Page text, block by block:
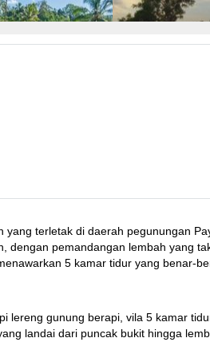
yang terletak di daerah pegunungan
dengan pemandangan lembah yang
5 kamar tidur yang benar-
lereng gunung berapi, vila 5 kamar
landai dari puncak bukit hingga